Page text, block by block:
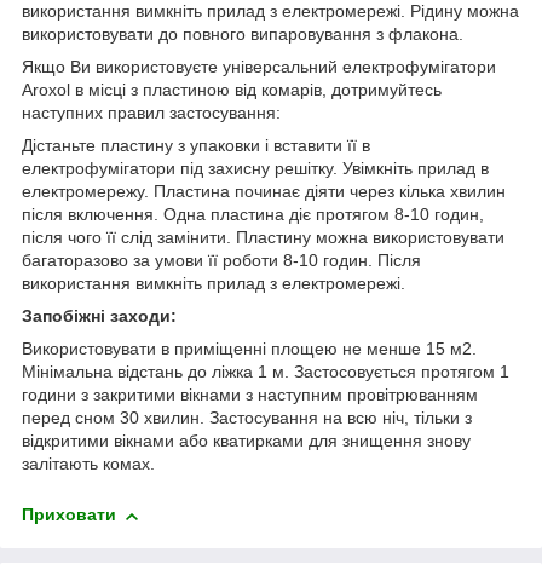
використання вимкніть прилад з електромережі. Рідину можна
використовувати до повного випаровування з флакона.
Якщо Ви використовуєте універсальний електрофумігатори
Aroxol в місці з пластиною від комарів, дотримуйтесь
наступних правил застосування:
Дістаньте пластину з упаковки і вставити її в
електрофумігатори під захисну решітку. Увімкніть прилад в
електромережу. Пластина починає діяти через кілька хвилин
після включення. Одна пластина діє протягом 8-10 годин,
після чого її слід замінити. Пластину можна використовувати
багаторазово за умови її роботи 8-10 годин. Після
використання вимкніть прилад з електромережі.
Запобіжні заходи:
Використовувати в приміщенні площею не менше 15 м2.
Мінімальна відстань до ліжка 1 м. Застосовується протягом 1
години з закритими вікнами з наступним провітрюванням
перед сном 30 хвилин. Застосування на всю ніч, тільки з
відкритими вікнами або кватирками для знищення знову
залітають комах.
Приховати